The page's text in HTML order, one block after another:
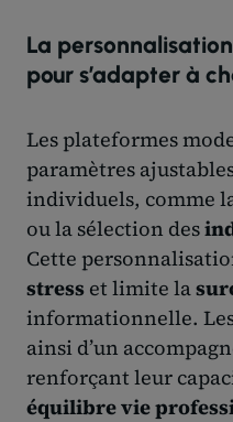
La
pour s’adapter à
Les plateformes
paramètres
individuels, comme
ou la sélection des
Cette
stress et limite la
informationnelle.
ainsi d’un
renforçant leur
équilibre vie